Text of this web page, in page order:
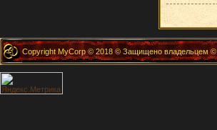
Copyright MyCorp © 2018 © Защищено владельцем ©